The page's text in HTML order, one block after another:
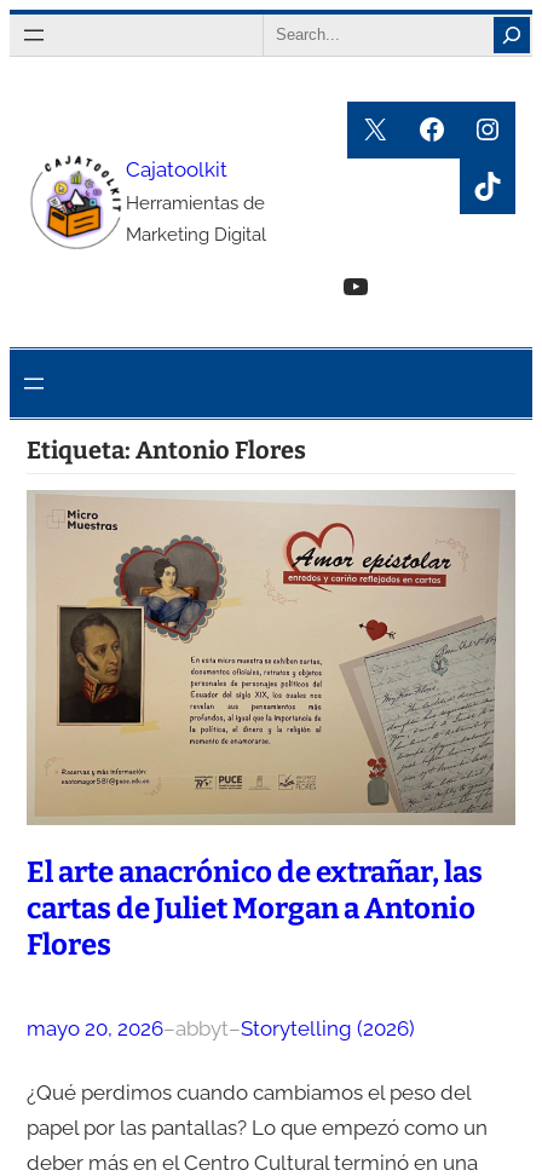
Saltar
al
Search
Cajatoolkit
Herramientas de
Marketing Digital
X
YouTube
Etiqueta: Antonio Flores
El arte anacrónico de extrañar, las
cartas de Juliet Morgan a Antonio
Flores
mayo 20, 2026–abbyt–Storytelling (2026)
¿Qué perdimos cuando cambiamos el peso del
papel por las pantallas? Lo que empezó como un
deber más en el Centro Cultural terminó en una